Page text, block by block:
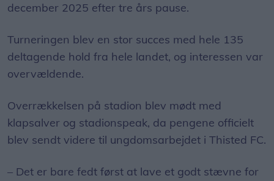
december 2025 efter tre års pause.
Turneringen blev en stor succes med hele 135
deltagende hold fra hele landet, og interessen var
overvældende.
Overrækkelsen på stadion blev mødt med
klapsalver og stadionspeak, da pengene officielt
blev sendt videre til ungdomsarbejdet i Thisted FC.
– Det er bare fedt først at lave et godt stævne for